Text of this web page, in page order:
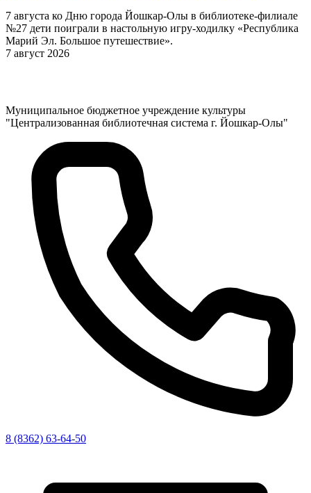
7 августа ко Дню города Йошкар-Олы в библиотеке-филиале
№27 дети поиграли в настольную игру-ходилку «Республика
Марий Эл. Большое путешествие».
7 август 2026
Муниципальное бюджетное учреждение культуры
"Централизованная библиотечная система г. Йошкар-Олы"
8 (8362) 63-64-50